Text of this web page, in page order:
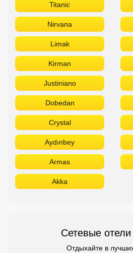
Titanic
Nirvana
Limak
Kirman
Justiniano
Dobedan
Crystal
Aydınbey
Armas
Akka
Сетевые отели
Отдыхайте в